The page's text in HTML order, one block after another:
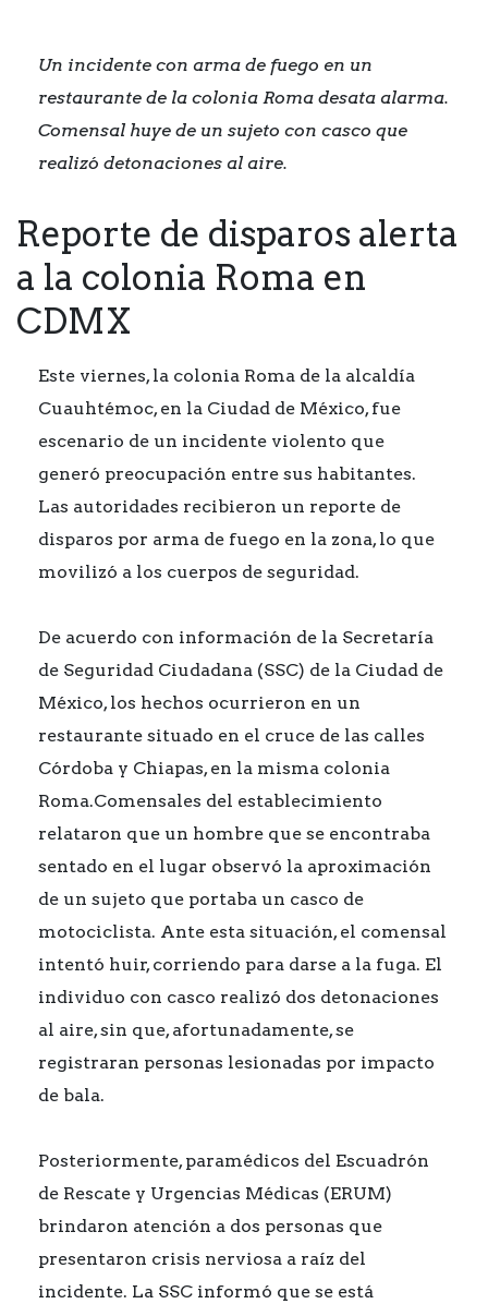
Un incidente con arma de fuego en un
restaurante de la colonia Roma desata alarma.
Comensal huye de un sujeto con casco que
realizó detonaciones al aire.
Reporte de disparos alerta
a la colonia Roma en
CDMX
Este viernes, la colonia Roma de la alcaldía
Cuauhtémoc, en la Ciudad de México, fue
escenario de un incidente violento que
generó preocupación entre sus habitantes.
Las autoridades recibieron un reporte de
disparos por arma de fuego en la zona, lo que
movilizó a los cuerpos de seguridad.
De acuerdo con información de la Secretaría
de Seguridad Ciudadana (SSC) de la Ciudad de
México, los hechos ocurrieron en un
restaurante situado en el cruce de las calles
Córdoba y Chiapas, en la misma colonia
Roma.Comensales del establecimiento
relataron que un hombre que se encontraba
sentado en el lugar observó la aproximación
de un sujeto que portaba un casco de
motociclista. Ante esta situación, el comensal
intentó huir, corriendo para darse a la fuga. El
individuo con casco realizó dos detonaciones
al aire, sin que, afortunadamente, se
registraran personas lesionadas por impacto
de bala.
Posteriormente, paramédicos del Escuadrón
de Rescate y Urgencias Médicas (ERUM)
brindaron atención a dos personas que
presentaron crisis nerviosa a raíz del
incidente. La SSC informó que se está